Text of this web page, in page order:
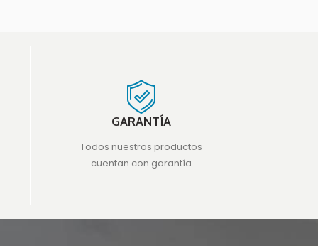
GARANTÍA
Todos nuestros productos
cuentan con garantía